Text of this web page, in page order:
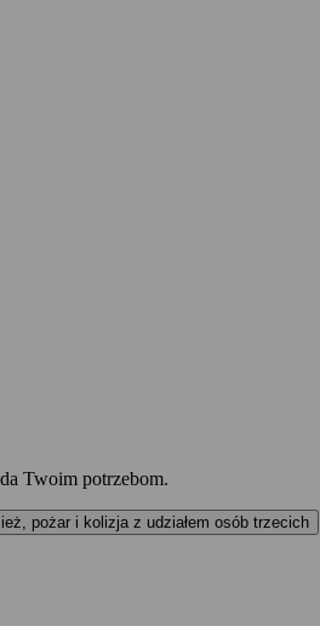
Twoim potrzebom.
pożar i kolizja z udziałem osób trzecich